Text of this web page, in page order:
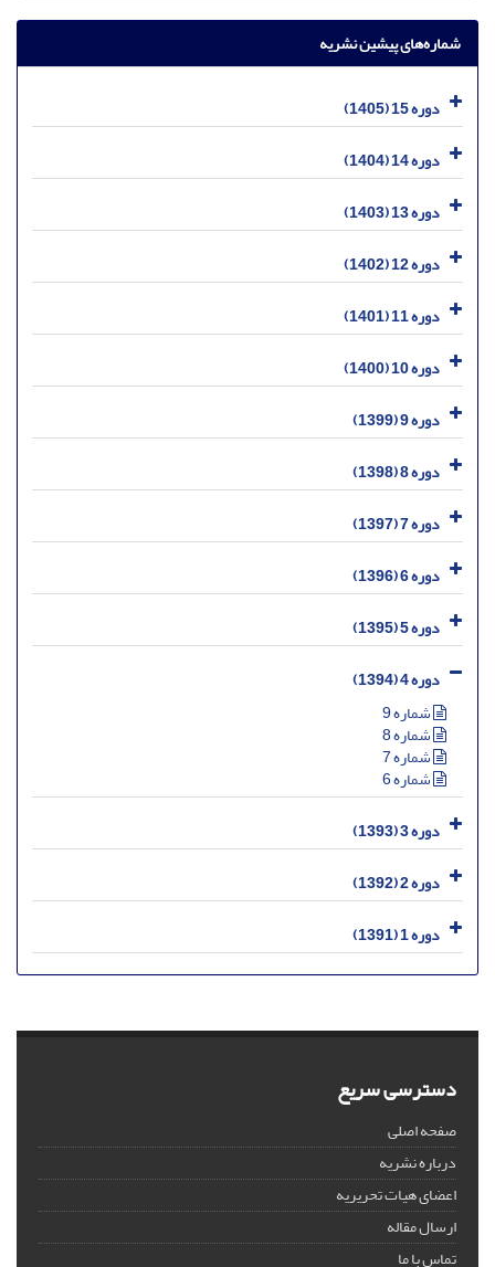
شماره‌های پیشین نشریه
دوره 15 (1405)
دوره 14 (1404)
دوره 13 (1403)
دوره 12 (1402)
دوره 11 (1401)
دوره 10 (1400)
دوره 9 (1399)
دوره 8 (1398)
دوره 7 (1397)
دوره 6 (1396)
دوره 5 (1395)
دوره 4 (1394)
شماره 9
شماره 8
شماره 7
شماره 6
دوره 3 (1393)
دوره 2 (1392)
دوره 1 (1391)
دسترسی سریع
صفحه اصلی
درباره نشریه
اعضای هیات تحریریه
ارسال مقاله
تماس با ما